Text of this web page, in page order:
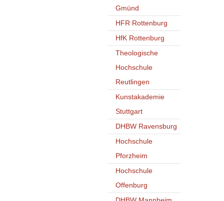
Gmünd
HFR Rottenburg
HfK Rottenburg
Theologische
Hochschule
Reutlingen
Kunstakademie
Stuttgart
DHBW Ravensburg
Hochschule
Pforzheim
Hochschule
Offenburg